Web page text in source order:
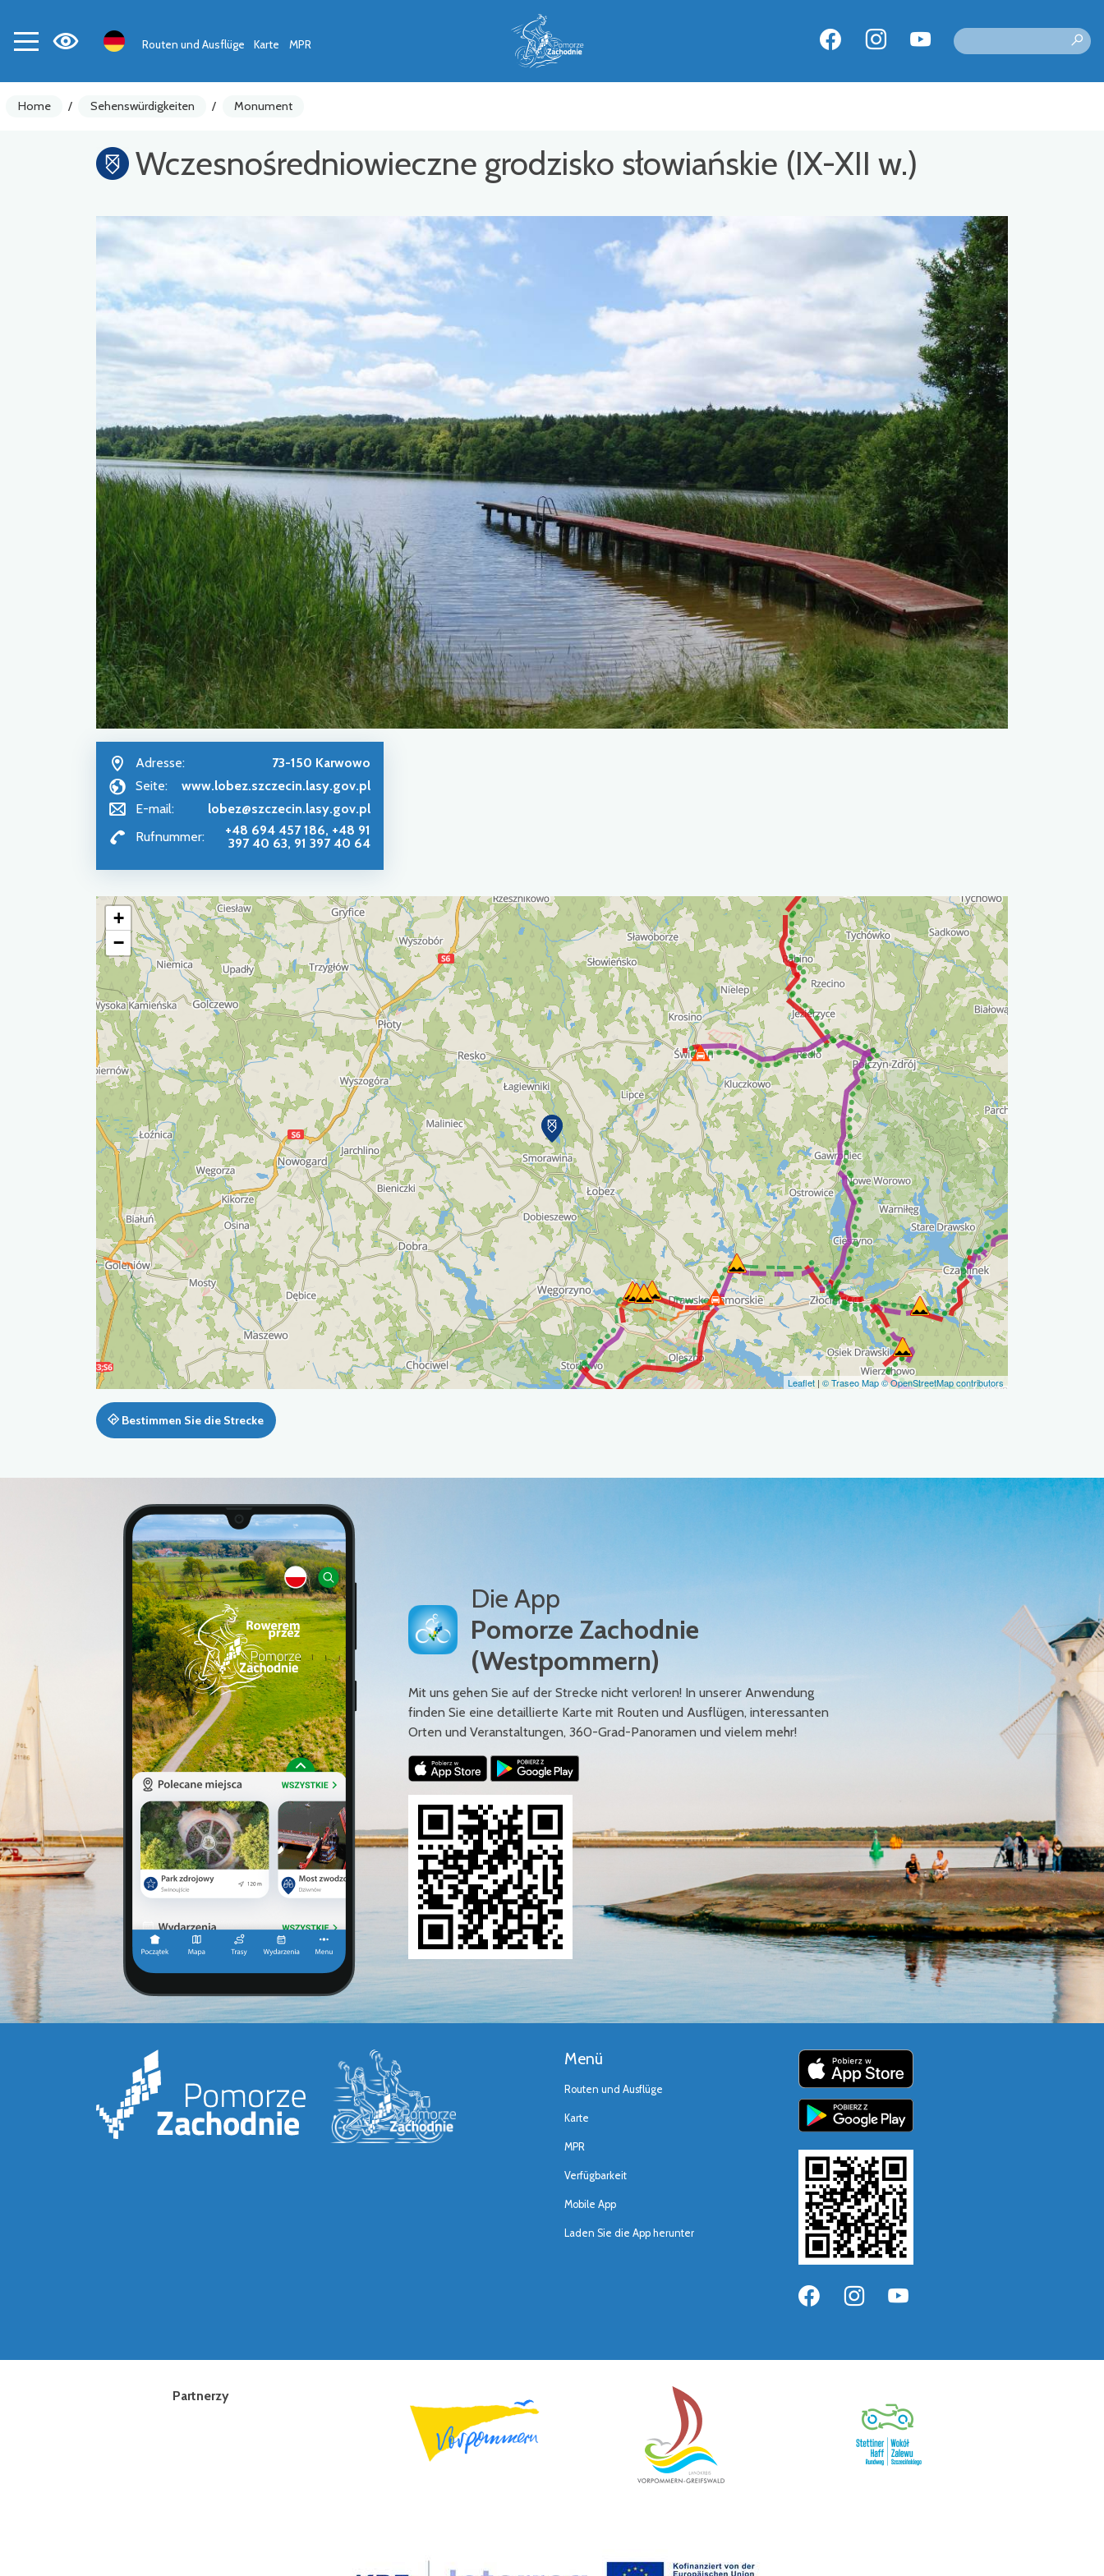
Routen und Ausflüge Karte MPR
Home / Sehenswürdigkeiten / Monument
Wczesnośredniowieczne grodzisko słowiańskie (IX-XII w.)
Adresse:
73-150 Karwowo
Seite:
www.lobez.szczecin.lasy.gov.pl
E-mail:
lobez@szczecin.lasy.gov.pl
Rufnummer:
+48 694 457 186, +48 91
397 40 63, 91 397 40 64
+
−
Leaflet | © Traseo Map© OpenStreetMap contributors
Bestimmen Sie die Strecke
Die App
Pomorze Zachodnie
(Westpommern)
Mit uns gehen Sie auf der Strecke nicht verloren! In unserer Anwendung
finden Sie eine detaillierte Karte mit Routen und Ausflügen, interessanten
Orten und Veranstaltungen, 360-Grad-Panoramen und vielem mehr!
Menü
Routen und Ausflüge
Karte
MPR
Verfügbarkeit
Mobile App
Laden Sie die App herunter
Partnerzy